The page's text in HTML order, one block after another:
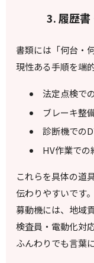
3. 履歴
書類には「何台・
現性ある手順を端
法定点検で
ブレーキ整
診断機での
HV作業での
これらを具体の道
伝わりやすいです
募動機には、地域
検査員・電動化対
ふんわりでも言葉